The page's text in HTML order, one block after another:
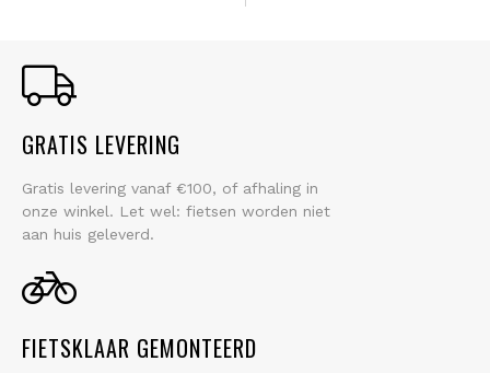
GRATIS LEVERING
Gratis levering vanaf €100, of afhaling in
onze winkel. Let wel: fietsen worden niet
aan huis geleverd.
FIETSKLAAR GEMONTEERD